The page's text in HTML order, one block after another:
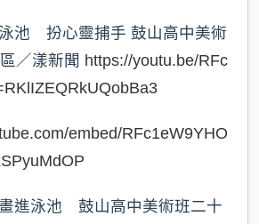
池 扮心靈捕手 鼓山高中美術
／漾新聞 https://youtu.be/RFc
embed/RFc1eW9YHO
進泳池 鼓山高中美術班二十